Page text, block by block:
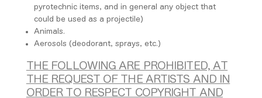
pyrotechnic items, and in general any object that
could be used as a projectile)
Animals.
Aerosols (deodorant, sprays, etc.)
THE FOLLOWING ARE PROHIBITED, AT
THE REQUEST OF THE ARTISTS AND IN
ORDER TO RESPECT COPYRIGHT AND